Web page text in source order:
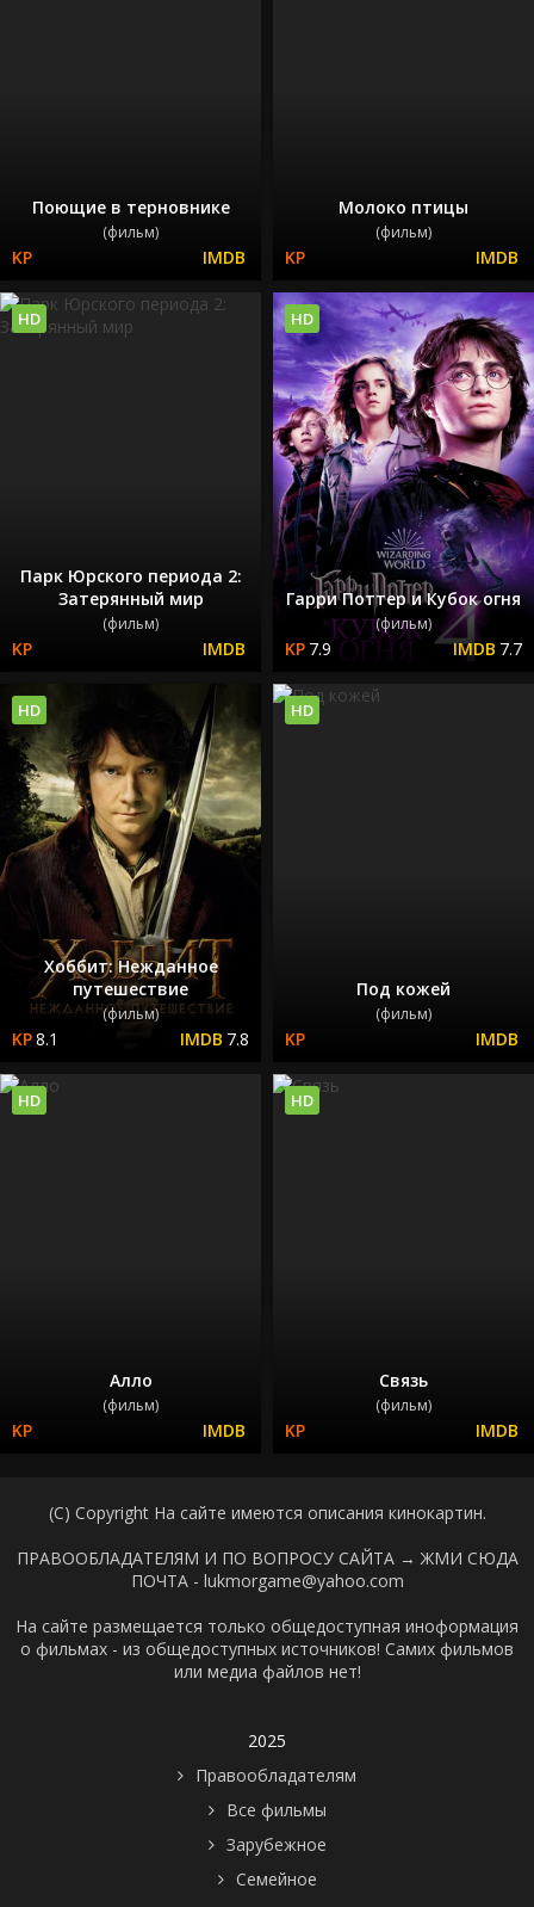
Поющие в терновнике
(фильм)
Молоко птицы
(фильм)
Парк Юрского периода 2:
Затерянный мир
(фильм)
HD
Гарри Поттер и Кубок огня
(фильм)
7.9 7.7
HD
Хоббит: Нежданное
путешествие
(фильм)
8.1 7.8
HD
Под кожей
(фильм)
HD
Алло
(фильм)
HD
Связь
(фильм)
HD
(C) Copyright На сайте имеются описания кинокартин.
ПРАВООБЛАДАТЕЛЯМ И ПО ВОПРОСУ САЙТА → ЖМИ СЮДА
ПОЧТА - lukmorgame@yahoo.com
На сайте размещается только общедоступная иноформация
о фильмах - из общедоступных источников! Самих фильмов
или медиа файлов нет!
2025
Правообладателям
Все фильмы
Зарубежное
Семейное